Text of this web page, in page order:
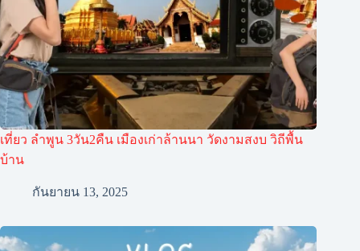
เที่ยว ลำพูน 3วัน2คืน เมืองเก่าล้านนา วัดงามสงบ วิถีพื้น
บ้าน
กันยายน 13, 2025